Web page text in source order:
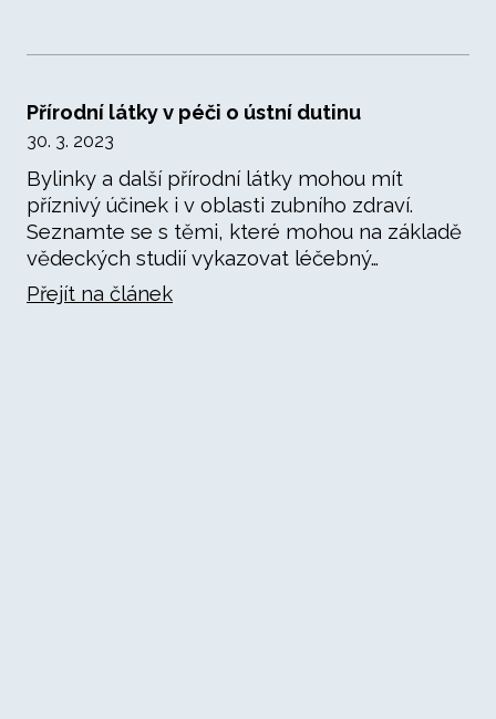
Přírodní látky v péči o ústní dutinu
30. 3. 2023
Bylinky a další přírodní látky mohou mít
příznivý účinek i v oblasti zubního zdraví.
Seznamte se s těmi, které mohou na základě
vědeckých studií vykazovat léčebný…
Přejít na článek